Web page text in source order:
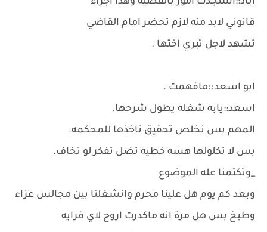
قانوني لابد منه لازم تحضر امام القاضي
تشهد لاجل تبري اختها .
ابو اسعد؛؛مافهمت .
اسعد::يابه شغله يطول شرحها.
المهم بس نخلص تحقيق ناخذها للمحكمه.
بس لا تكلولها هسه خطيه تضل تفكر لو تخاف.
_وتكتمنا عله الموضوع
وبعد كم يوم هل علينا محرم وانشغلنا بين مجالس عزاء
وطبخ بس هل مرة انه ماكدرت اروح لاي قرايه